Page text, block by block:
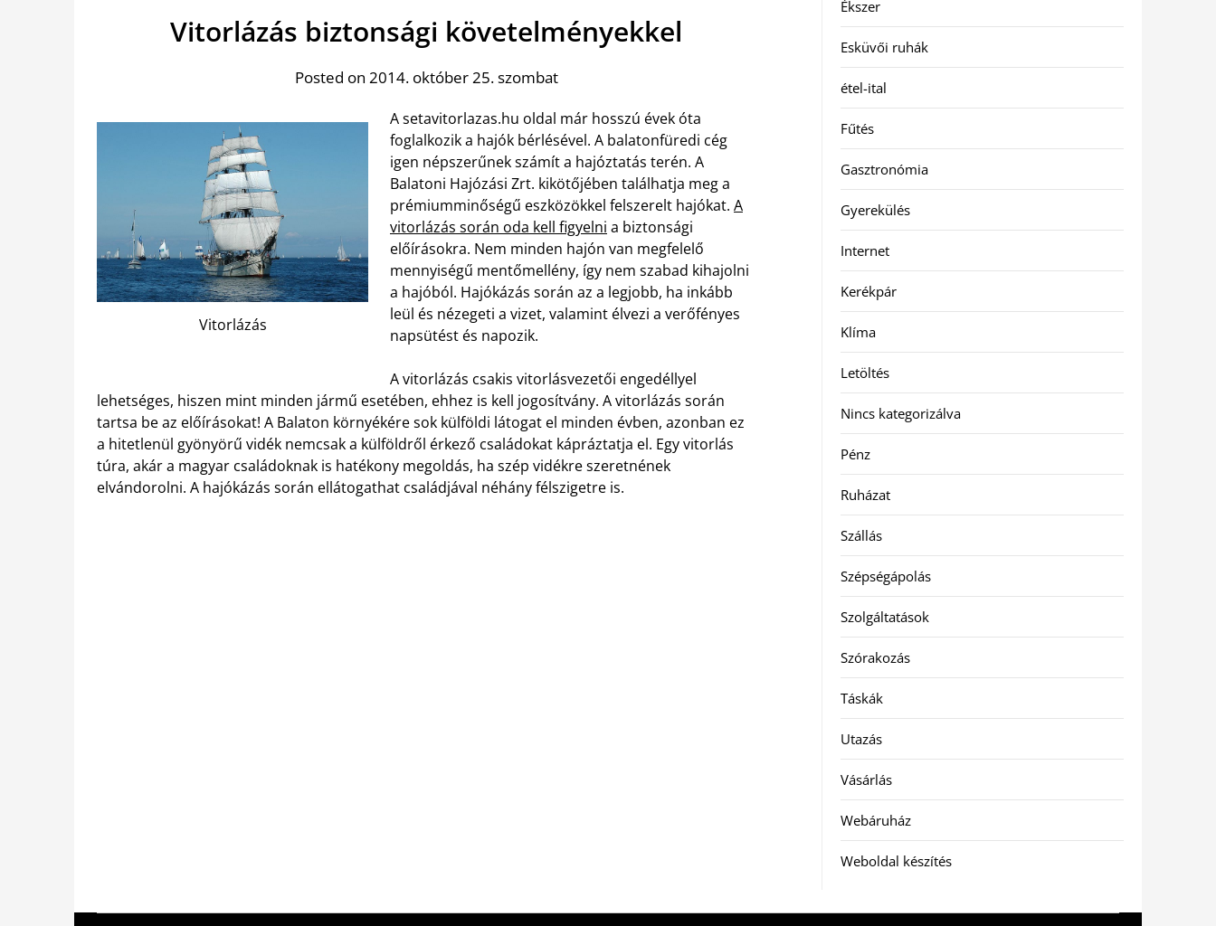
Vitorlázás biztonsági követelményekkel
Posted on 2014. október 25. szombat
Vitorlázás
A setavitorlazas.hu oldal már hosszú évek óta
foglalkozik a hajók bérlésével. A balatonfüredi cég
igen népszerűnek számít a hajóztatás terén. A
Balatoni Hajózási Zrt. kikötőjében találhatja meg a
prémiumminőségű eszközökkel felszerelt hajókat. A
vitorlázás során oda kell figyelni a biztonsági
előírásokra. Nem minden hajón van megfelelő
mennyiségű mentőmellény, így nem szabad kihajolni
a hajóból. Hajókázás során az a legjobb, ha inkább
leül és nézegeti a vizet, valamint élvezi a verőfényes
napsütést és napozik.
A vitorlázás csakis vitorlásvezetői engedéllyel
lehetséges, hiszen mint minden jármű esetében, ehhez is kell jogosítvány. A vitorlázás során
tartsa be az előírásokat! A Balaton környékére sok külföldi látogat el minden évben, azonban ez
a hitetlenül gyönyörű vidék nemcsak a külföldről érkező családokat kápráztatja el. Egy vitorlás
túra, akár a magyar családoknak is hatékony megoldás, ha szép vidékre szeretnének
elvándorolni. A hajókázás során ellátogathat családjával néhány félszigetre is.
Ékszer
Esküvői ruhák
étel-ital
Fűtés
Gasztronómia
Gyerekülés
Internet
Kerékpár
Klíma
Letöltés
Nincs kategorizálva
Pénz
Ruházat
Szállás
Szépségápolás
Szolgáltatások
Szórakozás
Táskák
Utazás
Vásárlás
Webáruház
Weboldal készítés